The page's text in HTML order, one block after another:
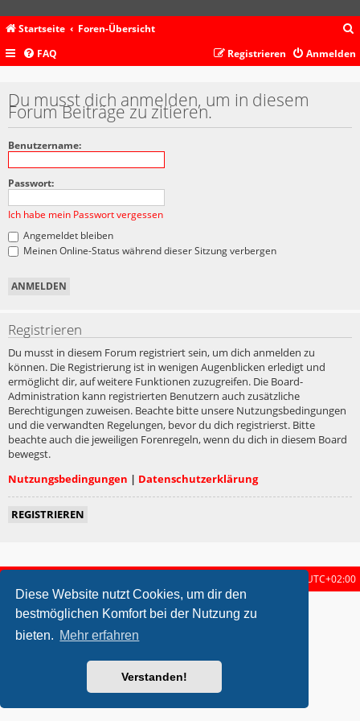
Diese Website nutzt Cookies, um dir den
bestmöglichen Komfort bei der Nutzung zu
bieten. Mehr erfahren
Verstanden!
Startseite Foren-Übersicht
c
FAQ Anmelden
Registrieren
Du musst dich anmelden, um in diesem
Forum Beiträge zu zitieren.
Benutzername:
Passwort:
Ich habe mein Passwort vergessen
Angemeldet bleiben
Meinen Online-Status während dieser Sitzung verbergen
Registrieren
Du musst in diesem Forum registriert sein, um dich anmelden zu
können. Die Registrierung ist in wenigen Augenblicken erledigt und
ermöglicht dir, auf weitere Funktionen zuzugreifen. Die Board-
Administration kann registrierten Benutzern auch zusätzliche
Berechtigungen zuweisen. Beachte bitte unsere Nutzungsbedingungen
und die verwandten Regelungen, bevor du dich registrierst. Bitte
beachte auch die jeweiligen Forenregeln, wenn du dich in diesem Board
bewegst.
Nutzungsbedingungen | Datenschutzerklärung
REGISTRIEREN
UTC+02:00
metrolike style by Eric Seguin Updated for phpBB3.2 by
Powered byphpBB ® Forum Software © phpBB Limited
Deutsche Übersetzung durch